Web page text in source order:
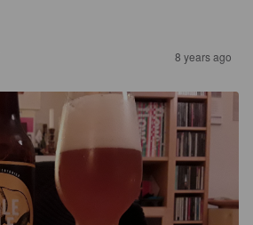
8 years ago